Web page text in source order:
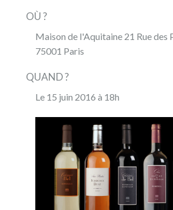
OÙ ?
Maison de l'Aquitaine 21 Rue des
75001 Paris
QUAND ?
Le 15 juin 2016 à 18h